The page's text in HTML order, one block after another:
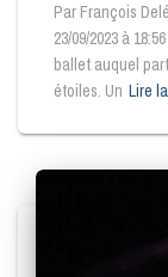
Par François
23/09/2023 à
ballet auquel
étoiles. Un Lire